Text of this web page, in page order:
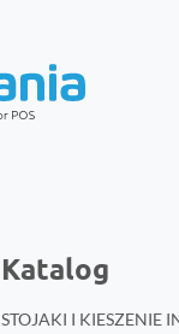
Katalog
STOJAKI I KIESZENIE